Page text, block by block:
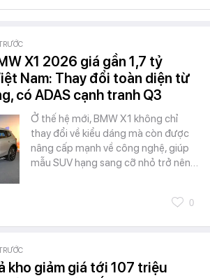
X1 2026 giá gần 1,7 tỷ
Nam: Thay đổi toàn diện từ
có ADAS cạnh tranh Q3
Ở thế hệ mới, BMW X1 không chỉ
thay đổi về kiểu dáng mà còn được
nâng cấp mạnh về công nghệ, giúp
mẫu SUV hạng sang cỡ nhỏ trở nên…
0
kho giảm giá tới 107 triệu